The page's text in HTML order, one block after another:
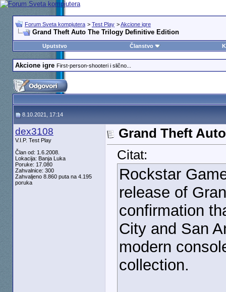
Forum Sveta kompjutera > Test Play >Akcione igre
Grand Theft Auto The Trilogy Definitive Edition
Uputstvo Članstvo
Akcione igre First-person-shooteri i slično...
8.10.2021, 17:14
dex3108
V.I.P. Test Play
Član od: 1.6.2008.
Lokacija: Banja Luka
Poruke: 17.080
Zahvalnice: 300
Zahvaljeno 8.860 puta na 4.195
poruka
Grand Theft
Citat:
Rockstar
release of
confirmation
City and San
modern
collection.